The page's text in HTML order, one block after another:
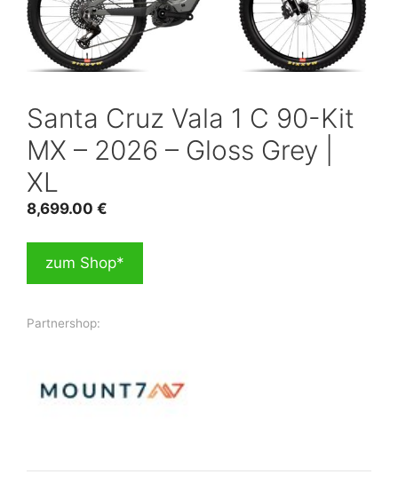
Santa Cruz Vala 1 C 90-Kit
MX – 2026 – Gloss Grey |
XL
8,699.00 €
zum Shop*
Partnershop: